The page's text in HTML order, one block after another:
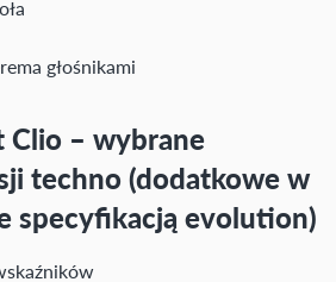
głośnikami
Clio – wybrane
techno (dodatkowe w
specyfikacją evolution)